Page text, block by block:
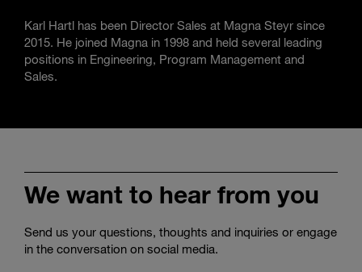
Karl Hartl has been Director Sales at Magna Steyr since
2015. He joined Magna in 1998 and held several leading
positions in Engineering, Program Management and
Sales.
We want to hear from you
Send us your questions, thoughts and inquiries or engage
in the conversation on social media.